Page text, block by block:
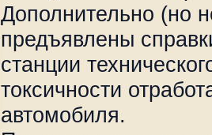
Дополнительно (но
предъявлены
станции
токсичности
автомобиля.